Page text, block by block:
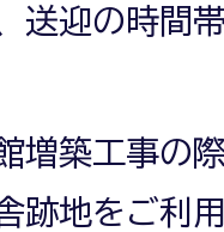
送迎の時間
増築工事の
跡地をご利